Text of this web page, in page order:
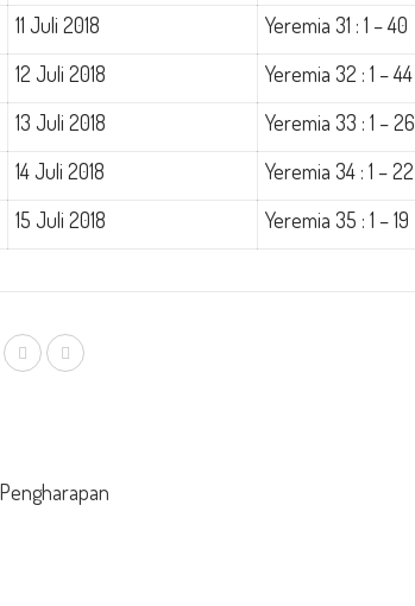
11 Juli 2018
Yeremia 31 : 1 – 40
12 Juli 2018
Yeremia 32 : 1 – 44
13 Juli 2018
Yeremia 33 : 1 – 26
14 Juli 2018
Yeremia 34 : 1 – 22
15 Juli 2018 Yeremia 35 : 1 – 19